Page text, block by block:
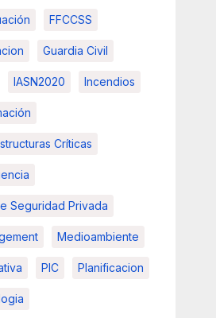
FFCCSS
Guardia Civil
IASN2020 Incendios
Críticas
Seguridad Privada
Medioambiente
PIC Planificacion